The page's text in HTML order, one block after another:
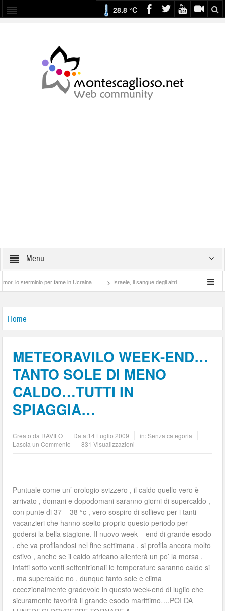
28.8 °C
Menu
sterminio per fame in Ucraina Israele, il sangue degli altri Lotta di classe…
Home
METEORAVILO WEEK-END…
TANTO SOLE DI MENO
CALDO…TUTTI IN
SPIAGGIA…
Creato da RAVILO Data:14 Luglio 2009
in: Senza categoria
Lascia un Commento
831 Visualizzazioni
Puntuale come un’ orologio svizzero , il caldo quello vero è
arrivato , domani e dopodomani saranno giorni di supercaldo ,
con punte di 37 – 38 °c , vero sospiro di sollievo per i tanti
vacanzieri che hanno scelto proprio questo periodo per
godersi la bella stagione. Il nuovo week – end di grande esodo
, che va profilandosi nel fine settimana , si profila ancora molto
estivo , anche se il caldo africano allenterà un po’ la morsa ,
infatti sotto venti settentrionali le temperature saranno calde si
, ma supercalde no , dunque tanto sole e clima
eccezionalmente gradevole in questo week-end di luglio che
sicuramente favorirà il grande esodo marittimo….POI DA